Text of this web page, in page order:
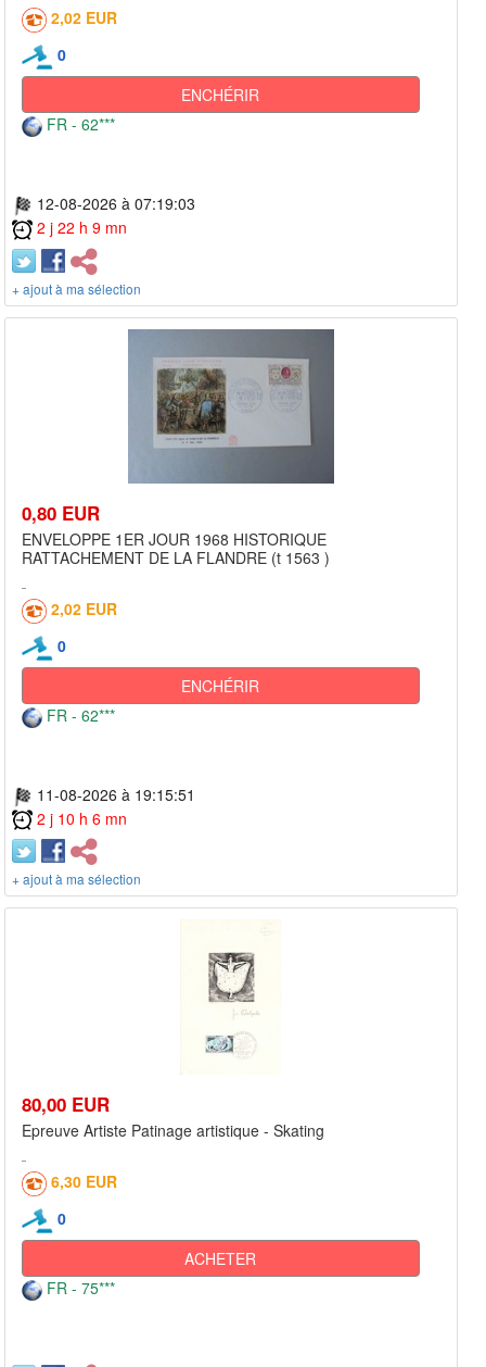
2,02 EUR
0
ENCHÉRIR
FR - 62***
12-08-2026 à 07:19:03
2 j 22 h 9 mn
+ ajout à ma sélection
0,80 EUR
ENVELOPPE 1ER JOUR 1968 HISTORIQUE
RATTACHEMENT DE LA FLANDRE (t 1563 )
2,02 EUR
0
ENCHÉRIR
FR - 62***
11-08-2026 à 19:15:51
2 j 10 h 6 mn
+ ajout à ma sélection
80,00 EUR
Epreuve Artiste Patinage artistique - Skating
6,30 EUR
0
ACHETER
FR - 75***